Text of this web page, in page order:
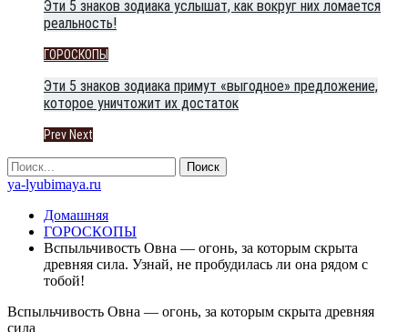
Эти 5 знаков зодиака услышат, как вокруг них ломается
реальность!
ГОРОСКОПЫ
Эти 5 знаков зодиака примут «выгодное» предложение,
которое уничтожит их достаток
Prev Next
ya-lyubimaya.ru
Домашняя
ГОРОСКОПЫ
Вспыльчивость Овна — огонь, за которым скрыта
древняя сила. Узнай, не пробудилась ли она рядом с
тобой!
Вспыльчивость Овна — огонь, за которым скрыта древняя
сила